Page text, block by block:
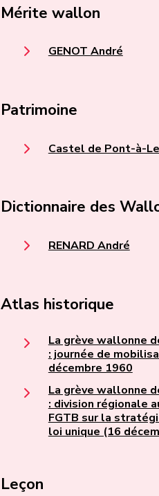
Mérite wallon
GENOT André
Patrimoine
Castel de Pont-à-
Dictionnaire des
RENARD André
Atlas historique
La grève wallonne
: journée de
décembre 1960
La grève wallonne
: division régionale
FGTB sur la
loi unique (16
Leçon